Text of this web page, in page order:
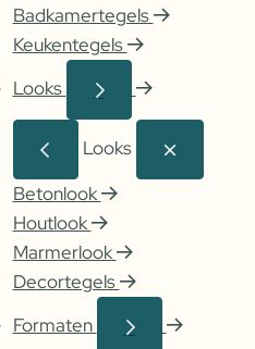
Badkamertegels
Keukentegels
Looks
Looks
Betonlook
Houtlook
Marmerlook
Decortegels
Formaten